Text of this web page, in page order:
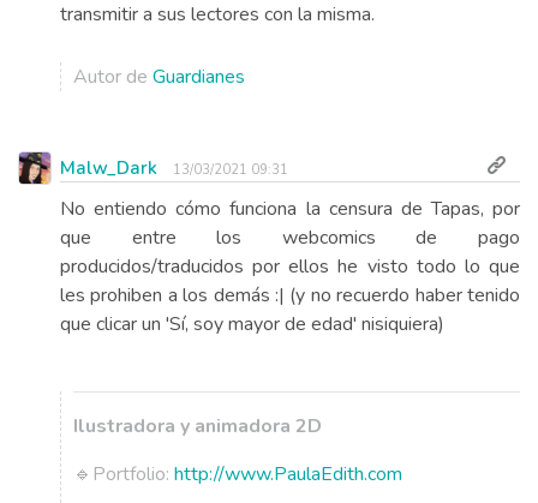
transmitir a sus lectores con la misma.
Autor de Guardianes
Malw_Dark 13/03/2021 09:31
No entiendo cómo funciona la censura de Tapas, por
que entre los webcomics de pago
producidos/traducidos por ellos he visto todo lo que
les prohiben a los demás :| (y no recuerdo haber tenido
que clicar un 'Sí, soy mayor de edad' nisiquiera)
Ilustradora y animadora 2D
🔹Portfolio: http://www.PaulaEdith.com